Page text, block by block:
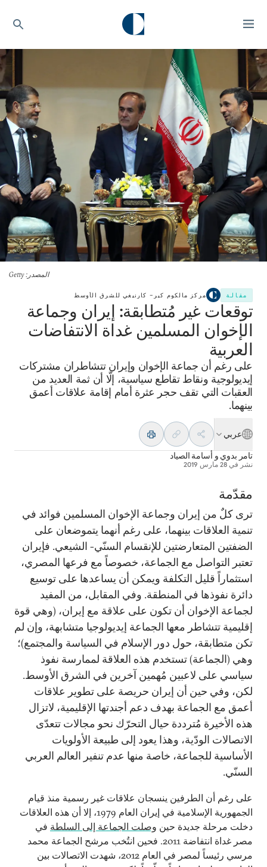
المصدر : Getty
مقالة مركز مالكوم كير– كارنيغي للشرق الأوسط
توقعات غير مُتطابقة: إيران وجماعة
الإخوان المسلمين غداة الانتفاضات
العربية
على رغم أن جماعة الإخوان وإيران تتشاطران مشتركات
إيديولوجية ونقاط تقاطع سياسية، إلّا أن ثمة العديد من
العقبات التي تقف حجر عثرة أمام إقامة علاقات أعمق
بينهما.
عربي
تامر بدوي و أسامة الصياد
نشر في 28 مارس 2019
مقدّمة
ترى كلٌ من إيران وجماعة الإخوان المسلمين فوائد في
تنمية العلاقات بينهما، على رغم أنهما يتموضعان على
الضفتين المتعارضتين للإنقسام السنّي- الشيعي. فإيران
تعتبر التواصل مع الجماعة، خصوصاً مع فرعها المصري،
استثماراً قليل التكلفة ويمكن أن يساعدها على توسيع
دائرة نفوذها في المنطقة. وفي المقابل، من المفيد
لجماعة الإخوان أن تكون على علاقة مع إيران، (وهي قوة
إقليمية تتشاطر معها الجماعة إيديولوجيا متشابهة، وإن لم
تكن متطابقة، حول دور الإسلام في السياسة والمجتمع)؛
وهي (الجماعة) تستخدم هذه العلاقة لممارسة نفوذ
سياسي على لاعبين مُهمين آخرين في الشرق الأوسط.
لكن، وفي حين أن إيران حريصة على تطوير علاقات
أعمق مع الجماعة بهدف دعم أجندتها الإقليمية، لاتزال
هذه الأخيرة مُترددة حيال التحرّك نحو مجالات تتعدّى
الاتصالات الودّية، وهذا يعود إلى طبيعة الأولويات
الأساسية للجماعة، خاصة منها عدم تنفير العالم العربي
السنّي.
على رغم أن الطرفين ينسجان علاقات غير رسمية منذ قيام
الجمهورية الإسلامية في إيران العام 1979، إلا أن هذه العلاقات
دخلت مرحلة جديدة حين وصلت الجماعة إلى السلطة في
مصر غداة انتفاضة 2011. فحين انتُخب مرشح الجماعة محمد
مرسي رئيساً لمصر في العام 2012، شهدت الاتصالات بين